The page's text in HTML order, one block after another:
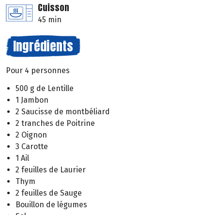
Cuisson
45 min
Ingrédients
Pour 4 personnes
500 g de Lentille
1 Jambon
2 Saucisse de montbéliard
2 tranches de Poitrine
2 Oignon
3 Carotte
1 Ail
2 feuilles de Laurier
Thym
2 feuilles de Sauge
Bouillon de légumes